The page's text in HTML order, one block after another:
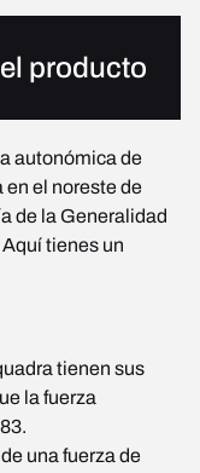
producto
autonómica de
el noreste de
de la Generalidad
tienes un
tienen sus
la fuerza
una fuerza de